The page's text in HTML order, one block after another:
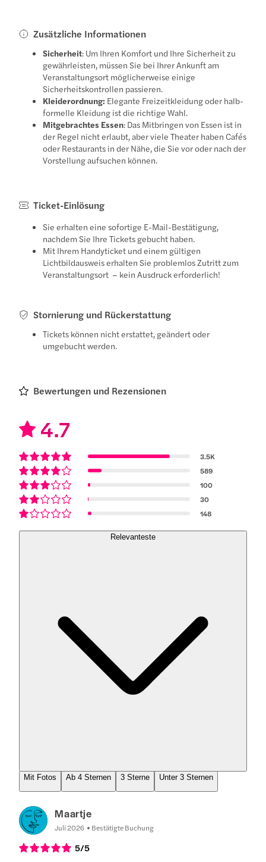
Zusätzliche Informationen
Sicherheit: Um Ihren Komfort und Ihre Sicherheit zu
gewährleisten, müssen Sie bei Ihrer Ankunft am
Veranstaltungsort möglicherweise einige
Sicherheitskontrollen passieren.
Kleiderordnung: Elegante Freizeitkleidung oder halb-
formelle Kleidung ist die richtige Wahl.
Mitgebrachtes Essen: Das Mitbringen von Essen ist in
der Regel nicht erlaubt, aber viele Theater haben Cafés
oder Restaurants in der Nähe, die Sie vor oder nach der
Vorstellung aufsuchen können.
Ticket-Einlösung
Sie erhalten eine sofortige E-Mail-Bestätigung,
nachdem Sie Ihre Tickets gebucht haben.
Mit Ihrem Handyticket und einem gültigen
Lichtbildausweis erhalten Sie problemlos Zutritt zum
Veranstaltungsort – kein Ausdruck erforderlich!
Stornierung und Rückerstattung
Tickets können nicht erstattet, geändert oder
umgebucht werden.
Bewertungen und Rezensionen
4.7
3.5K
589
100
30
148
Relevanteste
Mit Fotos Ab 4 Sternen 3 Sterne Unter 3 Sternen
Maartje
Juli 2026 Bestätigte Buchung
5/5